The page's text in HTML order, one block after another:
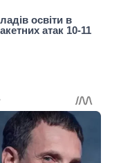
освіти в
атак 10-11